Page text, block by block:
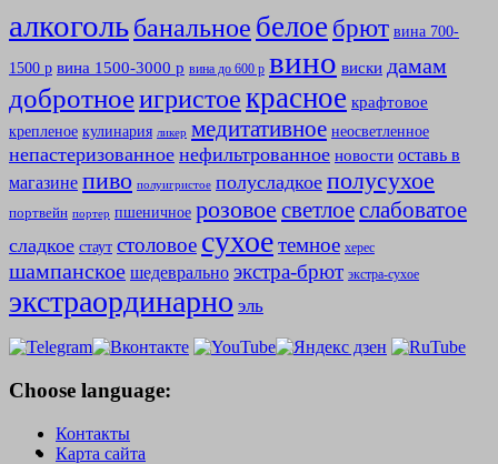
алкогольбанальное белое брют вина 700-
1500 р вина 1500-3000 р вина до 600 р вино виски дамам
добротноеигристоекрасное крафтовое
крепленое кулинария ликер медитативное неосветленное
непастеризованное нефильтрованное новости оставь в
магазине пиво полуигристое полусладкое полусухое
портвейн портер пшеничное розовое светлоеслабоватое
сладкое стаут столовое сухоетемное херес
шампанское шедеврально экстра-брют экстра-сухое
экстраординарно эль
Choose language:
Контакты
Карта сайта